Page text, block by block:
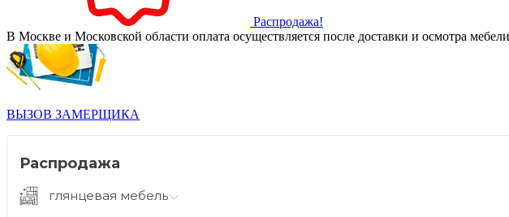
Распродажа!
В Москве и Московской области оплата осуществляется после доставки и осмотра
ВЫЗОВ ЗАМЕРЩИКА
Распродажа
глянцевая мебель